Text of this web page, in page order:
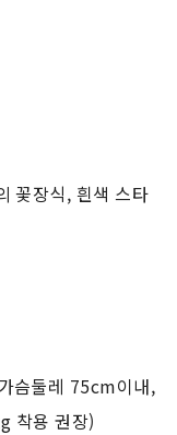
꽃장식, 흰색 스타
슴둘레 75cm이내,
착용 권장)